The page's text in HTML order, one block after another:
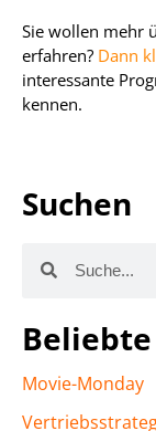
Sie wollen mehr
erfahren? Dann
interessante
kennen.
Suchen
Movie-Monday